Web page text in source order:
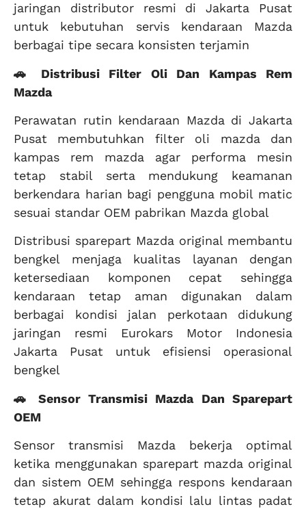
jaringan distributor resmi di Jakarta Pusat
untuk kebutuhan servis kendaraan Mazda
berbagai tipe secara konsisten terjamin
🚗 Distribusi Filter Oli Dan Kampas Rem
Mazda
Perawatan rutin kendaraan Mazda di Jakarta
Pusat membutuhkan filter oli mazda dan
kampas rem mazda agar performa mesin
tetap stabil serta mendukung keamanan
berkendara harian bagi pengguna mobil matic
sesuai standar OEM pabrikan Mazda global
Distribusi sparepart Mazda original membantu
bengkel menjaga kualitas layanan dengan
ketersediaan komponen cepat sehingga
kendaraan tetap aman digunakan dalam
berbagai kondisi jalan perkotaan didukung
jaringan resmi Eurokars Motor Indonesia
Jakarta Pusat untuk efisiensi operasional
bengkel
🚗 Sensor Transmisi Mazda Dan Sparepart
OEM
Sensor transmisi Mazda bekerja optimal
ketika menggunakan sparepart mazda original
dan sistem OEM sehingga respons kendaraan
tetap akurat dalam kondisi lalu lintas padat